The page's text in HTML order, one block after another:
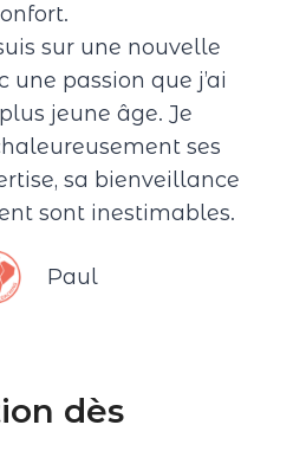
sur une nouvelle
une passion que j’ai
jeune âge. Je
ses
sa bienveillance
sont inestimables.
Paul
dès